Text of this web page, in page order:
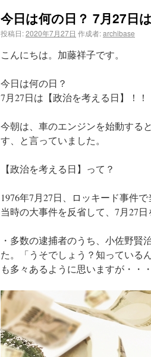
今日は何の日？ 7月27日
投稿日:2020年7月27日 作成者:archibase
こんにちは。加藤祥子です。
今日は何の日？
7月27日は【政治を考える日】！！
今朝は、車のエンジンを始動する
す、と言っていました。
【政治を考える日】って？
1976年7月27日、ロッキード事件
当時の大事件を反省して、7月27日
・多数の逮捕者のうち、小佐野賢
た。「うそでしょう？知っている
も多々あるように思いますが・・・